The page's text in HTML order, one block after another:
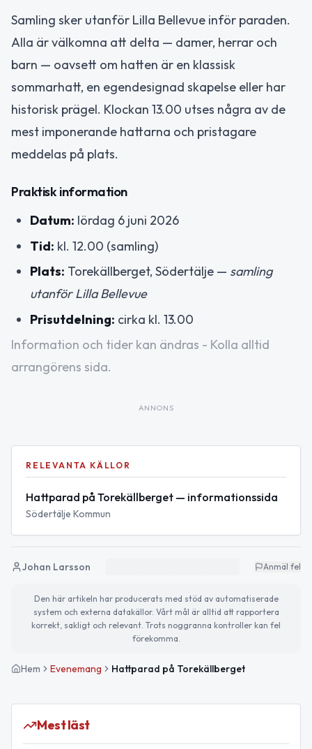
Samling sker utanför Lilla Bellevue inför paraden.
Alla är välkomna att delta — damer, herrar och
barn — oavsett om hatten är en klassisk
sommarhatt, en egendesignad skapelse eller har
historisk prägel. Klockan 13.00 utses några av de
mest imponerande hattarna och pristagare
meddelas på plats.
Praktisk information
Datum: lördag 6 juni 2026
Tid: kl. 12.00 (samling)
Plats: Torekällberget, Södertälje — samling
utanför Lilla Bellevue
Prisutdelning: cirka kl. 13.00
Information och tider kan ändras - Kolla alltid
arrangörens sida.
ANNONS
RELEVANTA KÄLLOR
Hattparad på Torekällberget — informationssida
Södertälje Kommun
Johan Larsson Anmäl fel
Den här artikeln har producerats med stöd av automatiserade
system och externa datakällor. Vårt mål är alltid att rapportera
korrekt, sakligt och relevant. Trots noggranna kontroller kan fel
förekomma.
Hem Evenemang Hattparad på Torekällberget
Mest läst